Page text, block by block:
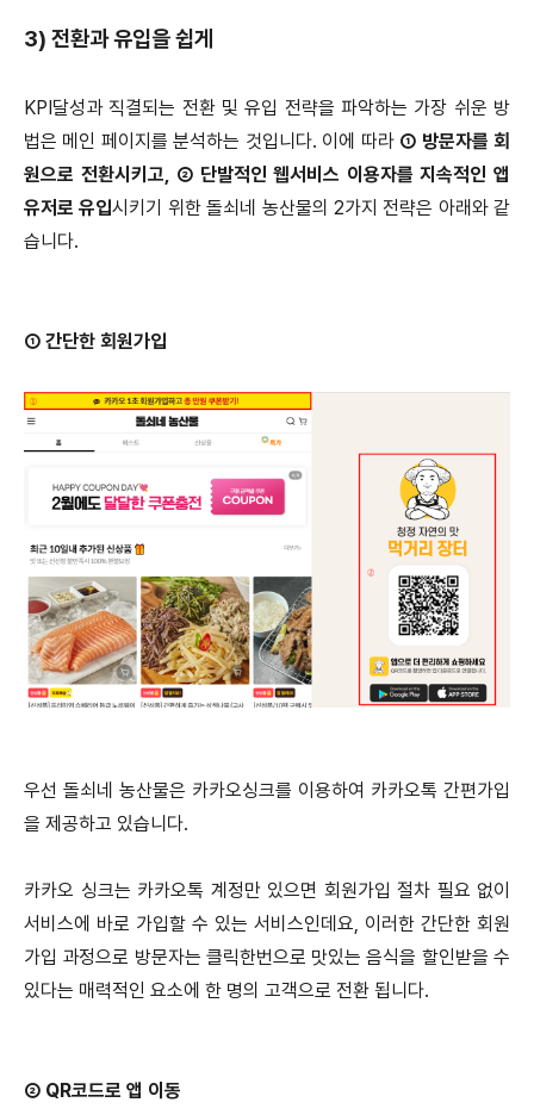
3) 전환과 유입을 쉽게
KPI달성과 직결되는 전환 및 유입 전략을 파악하는 가장 쉬운 방
법은 메인 페이지를 분석하는 것입니다. 이에 따라 ➀ 방문자를 회
원으로 전환시키고, ➁ 단발적인 웹서비스 이용자를 지속적인 앱
유저로 유입시키기 위한 돌쇠네 농산물의 2가지 전략은 아래와 같
습니다.
➀ 간단한 회원가입
우선 돌쇠네 농산물은 카카오싱크를 이용하여 카카오톡 간편가입
을 제공하고 있습니다.
카카오 싱크는 카카오톡 계정만 있으면 회원가입 절차 필요 없이
서비스에 바로 가입할 수 있는 서비스인데요, 이러한 간단한 회원
가입 과정으로 방문자는 클릭한번으로 맛있는 음식을 할인받을 수
있다는 매력적인 요소에 한 명의 고객으로 전환 됩니다.
➁ QR코드로 앱 이동